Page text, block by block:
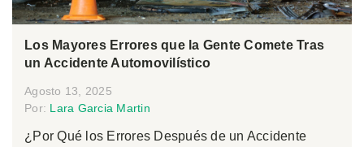
Los Mayores Errores que la Gente Comete Tras
un Accidente Automovilístico
Agosto 13, 2025
Por: Lara Garcia Martin
¿Por Qué los Errores Después de un Accidente